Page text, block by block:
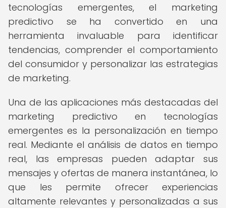
tecnologías emergentes, el marketing
predictivo se ha convertido en una
herramienta invaluable para identificar
tendencias, comprender el comportamiento
del consumidor y personalizar las estrategias
de marketing.
Una de las aplicaciones más destacadas del
marketing predictivo en tecnologías
emergentes es la personalización en tiempo
real. Mediante el análisis de datos en tiempo
real, las empresas pueden adaptar sus
mensajes y ofertas de manera instantánea, lo
que les permite ofrecer experiencias
altamente relevantes y personalizadas a sus